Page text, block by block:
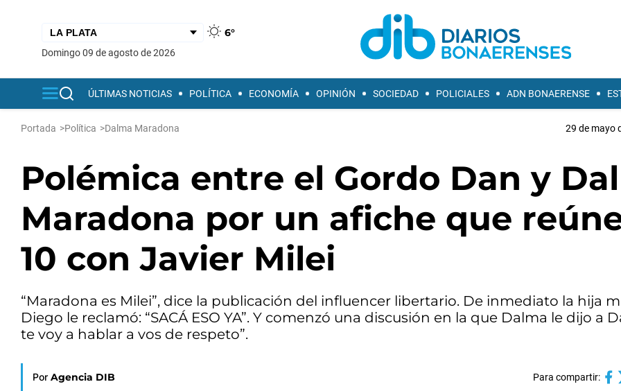
6°
domingo 09 de agosto de 2026
ÚLTIMAS NOTICIAS POLÍTICA ECONOMÍA OPINIÓN SOCIEDAD POLICIALES ADN BONAERENSE
Portada >Política >Dalma Maradona 29 de mayo
Polémica entre el Gordo Dan y
Maradona por un afiche que
10 con Javier Milei
“Maradona es Milei”, dice la publicación del influencer libertario. De inmediato la hija
Diego le reclamó: “SACÁ ESO YA”. Y comenzó una discusión en la que Dalma le dijo a
te voy a hablar a vos de respeto”.
Por Agencia DIB Para compartir: